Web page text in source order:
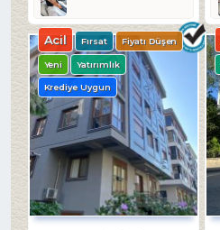
Acil Fırsat Fiyatı Düşen
Yeni Yatırımlık
Krediye Uygun